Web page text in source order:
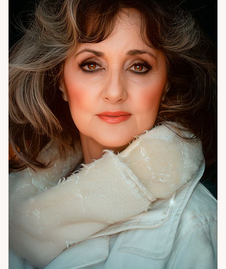
принимает решения, реагирует на трудности. Это не
судьба в смысле «задано навсегда» — это сценарий,
который можно осознать и изменить. Именно здесь чаще
всего находится корень того, что не работает годами. Я
помогаю с гармонией в отношениях и семейными
конфликтами, с рабочими и личными тупиками, с
очищением пространства и защитой. Работаю с
денежными потоками и состоянием внутреннего покоя.
Если вы чувствуете, что ходите по кругу — скорее всего,
мы ещё не добирались до настоящей причины. Давайте
доберёмся.